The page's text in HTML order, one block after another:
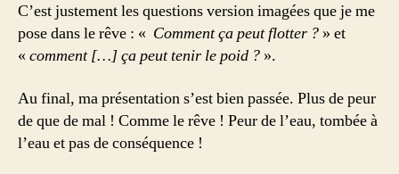
C’est justement les questions version imagées que je me
pose dans le rêve : « Comment ça peut flotter ? » et
« comment […] ça peut tenir le poid ? ».
Au final, ma présentation s’est bien passée. Plus de peur
de que de mal ! Comme le rêve ! Peur de l’eau, tombée à
l’eau et pas de conséquence !